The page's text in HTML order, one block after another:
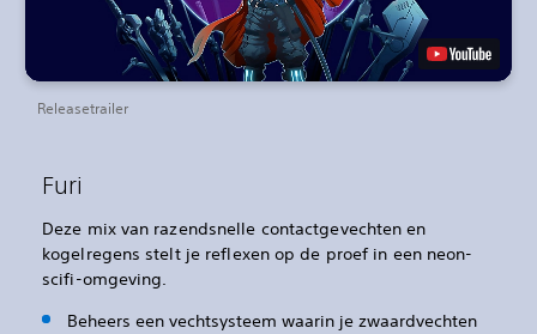
Releasetrailer
Furi
Deze mix van razendsnelle contactgevechten en
kogelregens stelt je reflexen op de proef in een neon-
scifi-omgeving.
Beheers een vechtsysteem waarin je zwaardvechten